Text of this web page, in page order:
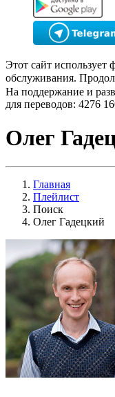
Этот сайт использует
обслуживания.
На поддержание и
для переводов: 4276
Олег
Главная
Плейлист
Поиск
Олег Гадецкий